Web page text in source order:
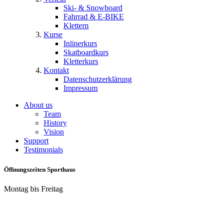
Ski- & Snowboard
Fahrrad & E-BIKE
Klettern
Kurse
Inlinerkurs
Skatboardkurs
Kletterkurs
Kontakt
Datenschutzerklärung
Impressum
About us
Team
History
Vision
Support
Testimonials
Öffnungszeiten Sporthaus
Montag bis Freitag